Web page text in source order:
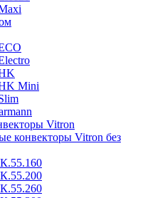
Mini
Vitron
конвекторы Vitron без